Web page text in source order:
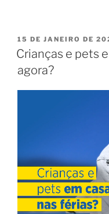
15 DE JANEIRO DE
Crianças e pets
agora?